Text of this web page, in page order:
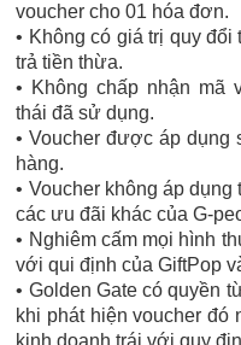
voucher cho 01 hóa đơn.
• Không có giá trị quy
trả tiền thừa.
• Không chấp nhận mã
thái đã sử dụng.
• Voucher được áp
hàng.
• Voucher không áp
các ưu đãi khác của G-
• Nghiêm cấm mọi hình
với qui định của GiftPop
• Golden Gate có quyền
khi phát hiện voucher đó